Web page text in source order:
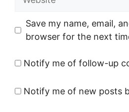
Save my name, email,
browser for the next
Notify me of follow-up
Notify me of new posts